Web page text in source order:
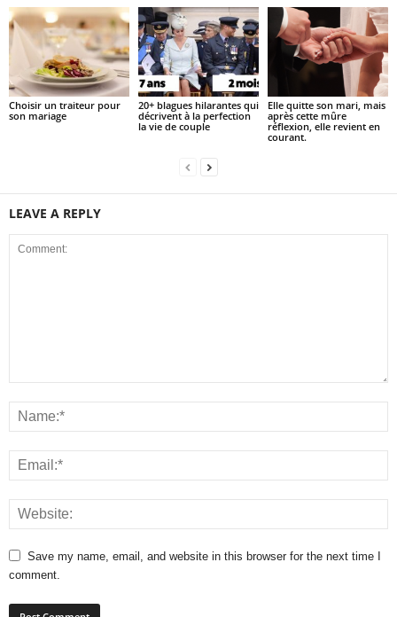
Choisir un traiteur pour
son mariage
20+ blagues hilarantes qui
décrivent à la perfection
la vie de couple
Elle quitte son mari, mais
après cette mûre
réflexion, elle revient en
courant.
LEAVE A REPLY
Save my name, email, and website in this browser for the next time I
comment.